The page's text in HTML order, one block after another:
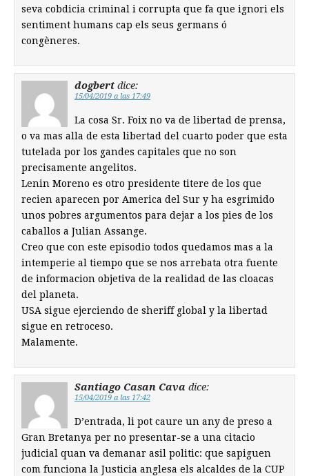
seva cobdicia criminal i corrupta que fa que ignori els
sentiment humans cap els seus germans ó
congèneres.
dogbert dice:
15/04/2019 a las 17:49
La cosa Sr. Foix no va de libertad de prensa,
o va mas alla de esta libertad del cuarto poder que esta
tutelada por los gandes capitales que no son
precisamente angelitos.
Lenin Moreno es otro presidente titere de los que
recien aparecen por America del Sur y ha esgrimido
unos pobres argumentos para dejar a los pies de los
caballos a Julian Assange.
Creo que con este episodio todos quedamos mas a la
intemperie al tiempo que se nos arrebata otra fuente
de informacion objetiva de la realidad de las cloacas
del planeta.
USA sigue ejerciendo de sheriff global y la libertad
sigue en retroceso.
Malamente.
Santiago Casan Cava dice:
15/04/2019 a las 17:42
D’entrada, li pot caure un any de preso a
Gran Bretanya per no presentar-se a una citacio
judicial quan va demanar asil politic: que sapiguen
com funciona la Justicia anglesa els alcaldes de la CUP